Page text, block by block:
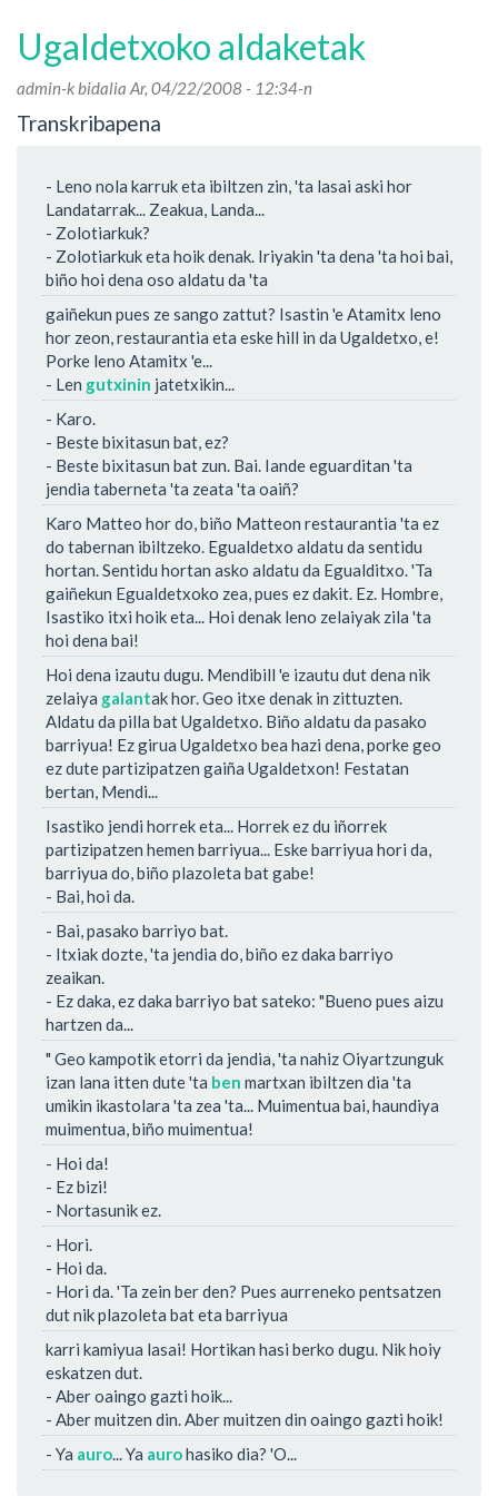
Ugaldetxoko aldaketak
admin-k bidalia Ar, 04/22/2008 - 12:34-n
Transkribapena
- Leno nola karruk eta ibiltzen zin, 'ta lasai aski hor
Landatarrak... Zeakua, Landa...
- Zolotiarkuk?
- Zolotiarkuk eta hoik denak. Iriyakin 'ta dena 'ta hoi bai,
biño hoi dena oso aldatu da 'ta
gaiñekun pues ze sango zattut? Isastin 'e Atamitx leno
hor zeon, restaurantia eta eske hill in da Ugaldetxo, e!
Porke leno Atamitx 'e...
- Len gutxinin jatetxikin...
- Karo.
- Beste bixitasun bat, ez?
- Beste bixitasun bat zun. Bai. Iande eguarditan 'ta
jendia taberneta 'ta zeata 'ta oaiñ?
Karo Matteo hor do, biño Matteon restaurantia 'ta ez
do tabernan ibiltzeko. Egualdetxo aldatu da sentidu
hortan. Sentidu hortan asko aldatu da Egualditxo. 'Ta
gaiñekun Egualdetxoko zea, pues ez dakit. Ez. Hombre,
Isastiko itxi hoik eta... Hoi denak leno zelaiyak zila 'ta
hoi dena bai!
Hoi dena izautu dugu. Mendibill 'e izautu dut dena nik
zelaiya galantak hor. Geo itxe denak in zittuzten.
Aldatu da pilla bat Ugaldetxo. Biño aldatu da pasako
barriyua! Ez girua Ugaldetxo bea hazi dena, porke geo
ez dute partizipatzen gaiña Ugaldetxon! Festatan
bertan, Mendi...
Isastiko jendi horrek eta... Horrek ez du iñorrek
partizipatzen hemen barriyua... Eske barriyua hori da,
barriyua do, biño plazoleta bat gabe!
- Bai, hoi da.
- Bai, pasako barriyo bat.
- Itxiak dozte, 'ta jendia do, biño ez daka barriyo
zeaikan.
- Ez daka, ez daka barriyo bat sateko: "Bueno pues aizu
hartzen da...
" Geo kampotik etorri da jendia, 'ta nahiz Oiyartzunguk
izan lana itten dute 'ta ben martxan ibiltzen dia 'ta
umikin ikastolara 'ta zea 'ta... Muimentua bai, haundiya
muimentua, biño muimentua!
- Hoi da!
- Ez bizi!
- Nortasunik ez.
- Hori.
- Hoi da.
- Hori da. 'Ta zein ber den? Pues aurreneko pentsatzen
dut nik plazoleta bat eta barriyua
karri kamiyua lasai! Hortikan hasi berko dugu. Nik hoiy
eskatzen dut.
- Aber oaingo gazti hoik...
- Aber muitzen din. Aber muitzen din oaingo gazti hoik!
- Ya auro... Ya aurohasiko dia? 'O...